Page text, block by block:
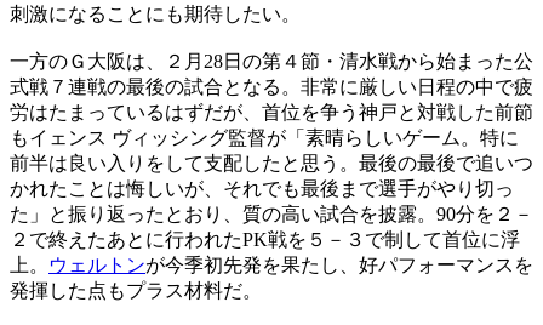
刺激になることにも期待したい。
一方のＧ大阪は、２月28日の第４節・清水戦から始まった公
式戦７連戦の最後の試合となる。非常に厳しい日程の中で疲
労はたまっているはずだが、首位を争う神戸と対戦した前節
もイェンス ヴィッシング監督が「素晴らしいゲーム。特に
前半は良い入りをして支配したと思う。最後の最後で追いつ
かれたことは悔しいが、それでも最後まで選手がやり切っ
た」と振り返ったとおり、質の高い試合を披露。90分を２－
２で終えたあとに行われたPK戦を５－３で制して首位に浮
上。
ウェルトンが今季初先発を果たし、好パフォーマンスを
発揮した点もプラス材料だ。